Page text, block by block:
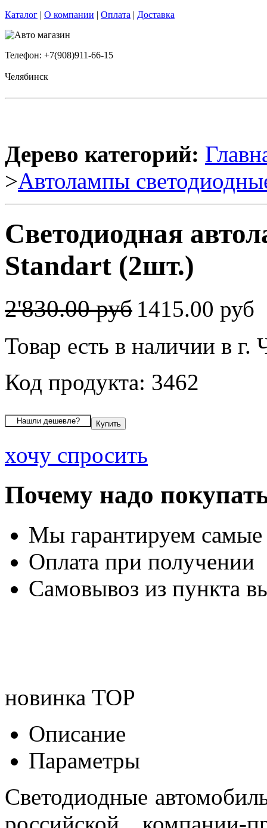
Каталог | О компании | Оплата | Доставка
Телефон: +7(908)911-66-15
Челябинск
Дерево категорий:
>Автолампы
Светодиодная
Standart (2шт.)
2'830.00 руб 1415.00 руб
Товар есть в наличии в г.
Код продукта: 3462
хочу спросить
Почему надо
Мы гарантируем
Оплата при получении
Самовывоз из пункта
новинка TOP
Описание
Параметры
Светодиодные